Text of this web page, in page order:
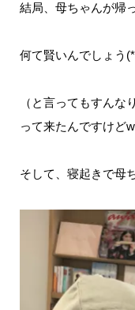
結局、母ちゃんが帰
何て賢いんでしょう
（と言ってもすんな
って来たんですけど
そして、寝起きで母